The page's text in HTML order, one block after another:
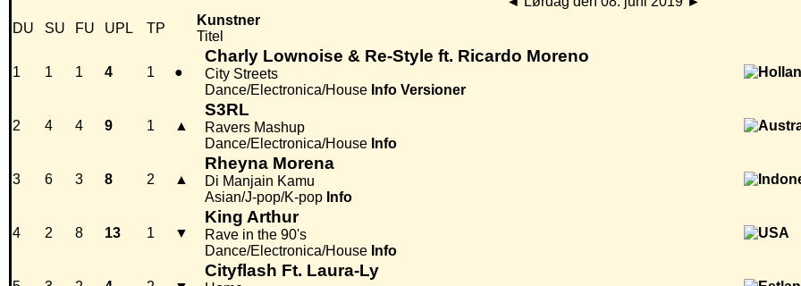
DU
SU FU UPL TP
Kunstner
Titel
1 1 1 4 1 ●
Charly Lownoise & Re-Style ft. Ricardo Moreno
City Streets
Dance/Electronica/House Info Versioner
2 4 4 9 1 ▲
S3RL
Ravers Mashup
Dance/Electronica/House Info
3 6 3 8 2 ▲
Rheyna Morena
Di Manjain Kamu
Asian/J-pop/K-pop Info
4 2 8 13 1 ▼
King Arthur
Rave in the 90's
Dance/Electronica/House Info
Cityflash Ft. Laura-Ly